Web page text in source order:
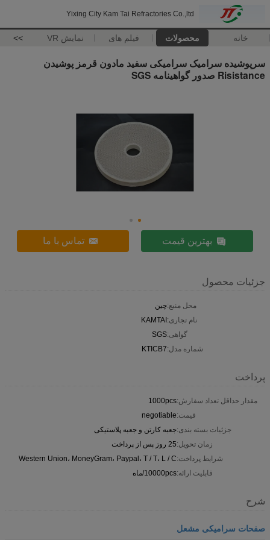
Yixing City Kam Tai Refractories Co.,ltd
خانه محصولات فیلم های نمایش VR >>
سرپوشیده سرامیک سرامیکی سفید مادون قرمز پوشیدن
Risistance صدور گواهینامه SGS
بهترین قیمت تماس با ما
جزئیات محصول
محل منبع:چین
نام تجاری:KAMTAI
گواهی:SGS
شماره مدل:KTICB7
پرداخت
مقدار حداقل تعداد سفارش:1000pcs
قیمت:negotiable
جزئیات بسته بندی:جعبه کارتن و جعبه پلاستیکی
زمان تحویل:25 روز پس از پرداخت
شرایط پرداخت:Western Union، MoneyGram، Paypal، T / T، L / C
قابلیت ارائه:10000pcs/ماه
شرح
صفحات سرامیکی مشعل